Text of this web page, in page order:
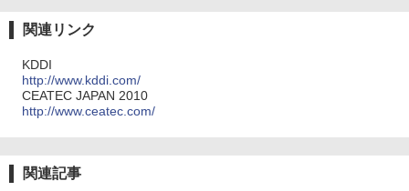
関連リンク
KDDI
http://www.kddi.com/
CEATEC JAPAN 2010
http://www.ceatec.com/
関連記事